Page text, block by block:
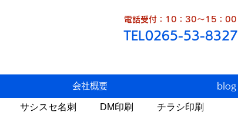
電話受付：10：30～15：00
TEL0265-53-8327
会社概要 blog
サシスセ名刺 DM印刷 チラシ印刷